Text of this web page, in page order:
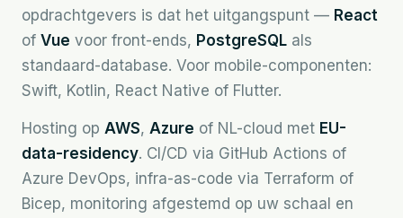
opdrachtgevers is dat het uitgangspunt — React
of Vue voor front-ends, PostgreSQL als
standaard-database. Voor mobile-componenten:
Swift, Kotlin, React Native of Flutter.
Hosting op AWS, Azure of NL-cloud met EU-
data-residency. CI/CD via GitHub Actions of
Azure DevOps, infra-as-code via Terraform of
Bicep, monitoring afgestemd op uw schaal en